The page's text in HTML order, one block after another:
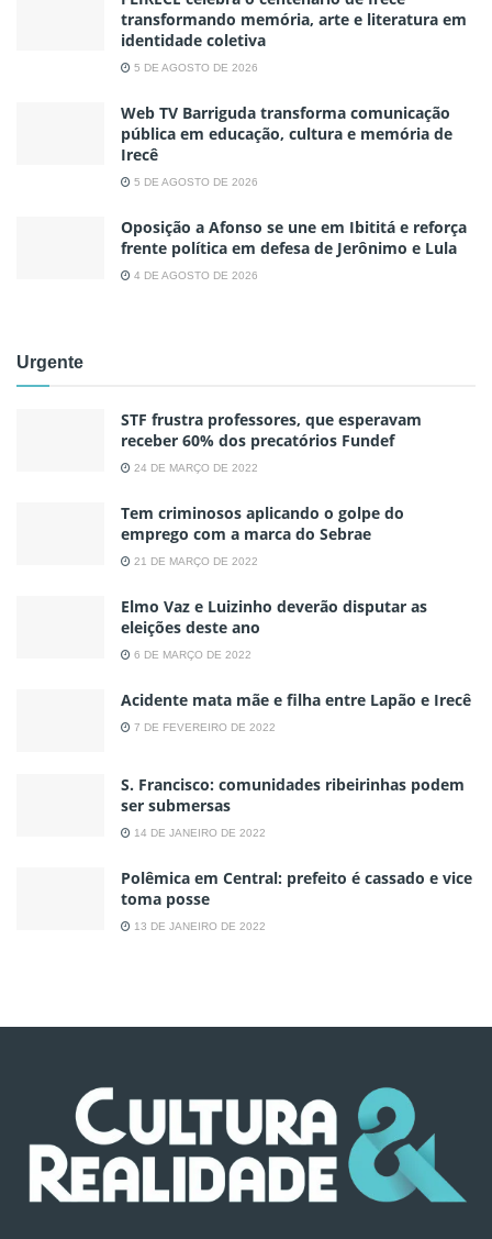
transformando memória, arte e literatura em
identidade coletiva
5 DE AGOSTO DE 2026
Web TV Barriguda transforma comunicação
pública em educação, cultura e memória de
Irecê
5 DE AGOSTO DE 2026
Oposição a Afonso se une em Ibititá e reforça
frente política em defesa de Jerônimo e Lula
4 DE AGOSTO DE 2026
Urgente
STF frustra professores, que esperavam
receber 60% dos precatórios Fundef
24 DE MARÇO DE 2022
Tem criminosos aplicando o golpe do
emprego com a marca do Sebrae
21 DE MARÇO DE 2022
Elmo Vaz e Luizinho deverão disputar as
eleições deste ano
6 DE MARÇO DE 2022
Acidente mata mãe e filha entre Lapão e Irecê
7 DE FEVEREIRO DE 2022
S. Francisco: comunidades ribeirinhas podem
ser submersas
14 DE JANEIRO DE 2022
Polêmica em Central: prefeito é cassado e vice
toma posse
13 DE JANEIRO DE 2022